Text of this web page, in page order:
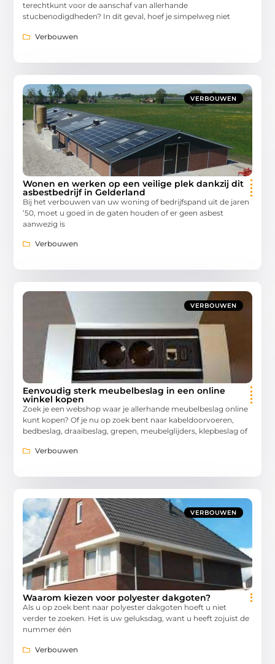
terechtkunt voor de aanschaf van allerhande
stucbenodigdheden? In dit geval, hoef je simpelweg niet
Verbouwen
VERBOUWEN
Wonen en werken op een veilige plek dankzij dit
asbestbedrijf in Gelderland
Bij het verbouwen van uw woning of bedrijfspand uit de jaren
’50, moet u goed in de gaten houden of er geen asbest
aanwezig is
Verbouwen
VERBOUWEN
Eenvoudig sterk meubelbeslag in een online
winkel kopen
Zoek je een webshop waar je allerhande meubelbeslag online
kunt kopen? Of je nu op zoek bent naar kabeldoorvoeren,
bedbeslag, draaibeslag, grepen, meubelglijders, klepbeslag of
Verbouwen
VERBOUWEN
Waarom kiezen voor polyester dakgoten?
Als u op zoek bent naar polyester dakgoten hoeft u niet
verder te zoeken. Het is uw geluksdag, want u heeft zojuist de
nummer één
Verbouwen